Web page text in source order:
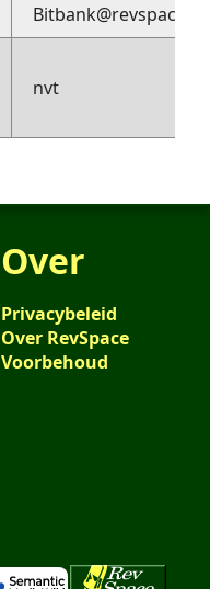
Bitbank@revspace
nvt
Over
Privacybeleid
Over RevSpace
Voorbehoud